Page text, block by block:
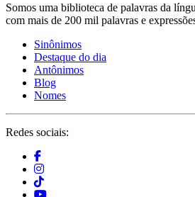
Somos uma biblioteca de palavras da
com mais de 200 mil palavras e
Sinônimos
Destaque do dia
Antônimos
Blog
Nomes
Redes sociais: